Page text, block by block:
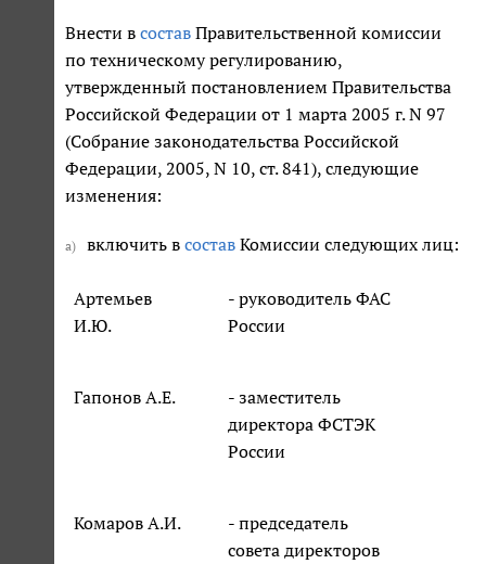
Внести в состав Правительственной комиссии
по техническому регулированию,
утвержденный постановлением Правительства
Российской Федерации от 1 марта 2005 г. N 97
(Собрание законодательства Российской
Федерации, 2005, N 10, ст. 841), следующие
изменения:
а) включить в состав Комиссии следующих лиц:
Артемьев
И.Ю.
- руководитель ФАС
России
Гапонов А.Е.
- заместитель
директора ФСТЭК
России
Комаров А.И.
- председатель
совета директоров